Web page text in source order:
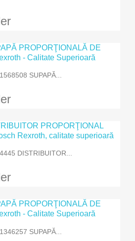
SUPAPĂ...
DISTRIBUITOR...
SUPAPĂ...